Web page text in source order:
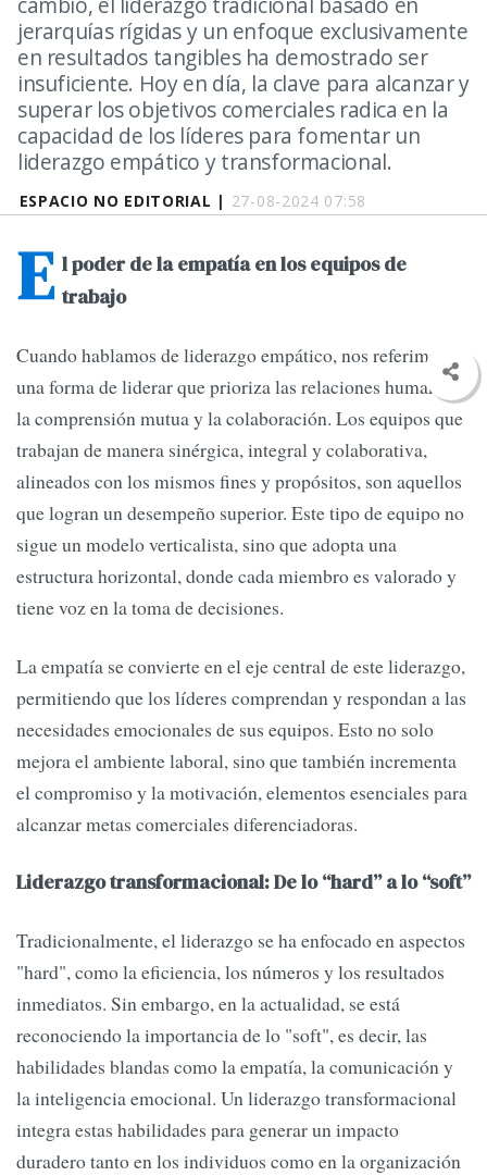
ESPACIO NO EDITORIAL | 27-08-2024 07:58
jerarquías rígidas y un enfoque exclusivamente
en resultados tangibles ha demostrado ser
insuficiente. Hoy en día, la clave para alcanzar y
superar los objetivos comerciales radica en la
capacidad de los líderes para fomentar un
liderazgo empático y transformacional.
E l poder de la empatía en los equipos de
trabajo
Cuando hablamos de liderazgo empático, nos referimos a
una forma de liderar que prioriza las relaciones humanas,
la comprensión mutua y la colaboración. Los equipos que
trabajan de manera sinérgica, integral y colaborativa,
alineados con los mismos fines y propósitos, son aquellos
que logran un desempeño superior. Este tipo de equipo no
sigue un modelo verticalista, sino que adopta una
estructura horizontal, donde cada miembro es valorado y
tiene voz en la toma de decisiones.
La empatía se convierte en el eje central de este liderazgo,
permitiendo que los líderes comprendan y respondan a las
necesidades emocionales de sus equipos. Esto no solo
mejora el ambiente laboral, sino que también incrementa
el compromiso y la motivación, elementos esenciales para
alcanzar metas comerciales diferenciadoras.
Liderazgo transformacional: De lo “hard” a lo “soft”
Tradicionalmente, el liderazgo se ha enfocado en aspectos
"hard", como la eficiencia, los números y los resultados
inmediatos. Sin embargo, en la actualidad, se está
reconociendo la importancia de lo "soft", es decir, las
habilidades blandas como la empatía, la comunicación y
la inteligencia emocional. Un liderazgo transformacional
integra estas habilidades para generar un impacto
duradero tanto en los individuos como en la organización